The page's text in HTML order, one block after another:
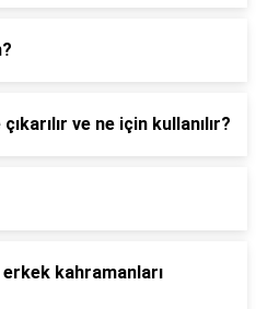
ve ne için kullanılır?
kahramanları